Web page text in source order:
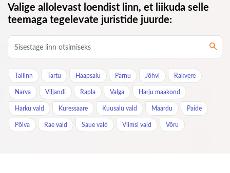
Valige allolevast loendist linn, et liikuda selle
teemaga tegelevate juristide juurde:
Tallinn Tartu Haapsalu Pärnu Jõhvi Rakvere
Narva Viljandi Rapla Valga Harju maakond
Harku vald Kuressaare Kuusalu vald Maardu Paide
Põlva Rae vald Saue vald Viimsi vald Võru